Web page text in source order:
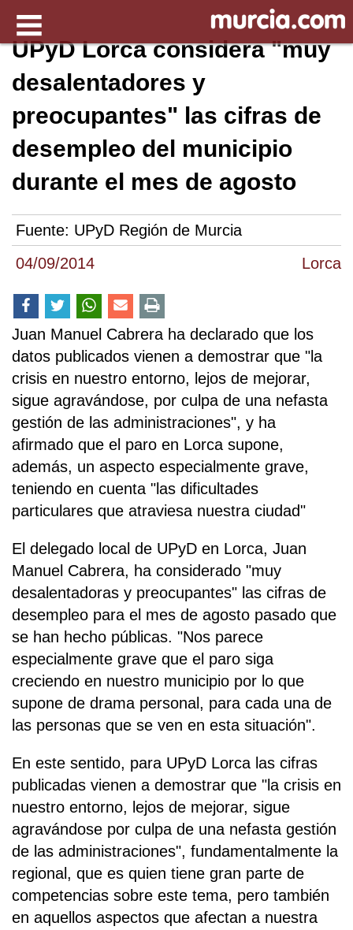
04/09/2014 Lorca
UPyD Lorca considera "muy
desalentadores y
preocupantes" las cifras de
desempleo del municipio
durante el mes de agosto
Fuente: UPyD Región de Murcia
Juan Manuel Cabrera ha declarado que los
datos publicados vienen a demostrar que "la
crisis en nuestro entorno, lejos de mejorar,
sigue agravándose, por culpa de una nefasta
gestión de las administraciones", y ha
afirmado que el paro en Lorca supone,
además, un aspecto especialmente grave,
teniendo en cuenta "las dificultades
particulares que atraviesa nuestra ciudad"
El delegado local de UPyD en Lorca, Juan
Manuel Cabrera, ha considerado "muy
desalentadoras y preocupantes" las cifras de
desempleo para el mes de agosto pasado que
se han hecho públicas. "Nos parece
especialmente grave que el paro siga
creciendo en nuestro municipio por lo que
supone de drama personal, para cada una de
las personas que se ven en esta situación".
En este sentido, para UPyD Lorca las cifras
publicadas vienen a demostrar que "la crisis en
nuestro entorno, lejos de mejorar, sigue
agravándose por culpa de una nefasta gestión
de las administraciones", fundamentalmente la
regional, que es quien tiene gran parte de
competencias sobre este tema, pero también
en aquellos aspectos que afectan a nuestra